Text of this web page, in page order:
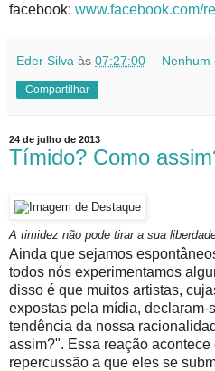
facebook: www.facebook.com/
Eder Silva às 07:27:00 Nenhum
Compartilhar
24 de julho de 2013
Tímido? Como
A timidez não pode tirar a sua
Ainda que sejamos
todos nós experimentamos
disso é que muitos artistas,
expostas pela mídia, declaram-
tendência da nossa
assim?". Essa reação
repercussão a que eles se